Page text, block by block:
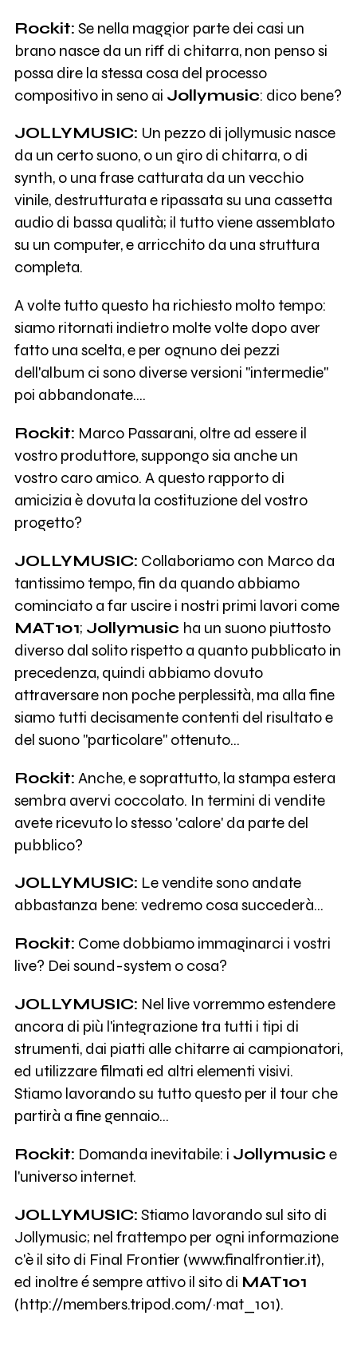
Rockit: Se nella maggior parte dei casi un
brano nasce da un riff di chitarra, non penso si
possa dire la stessa cosa del processo
compositivo in seno ai Jollymusic: dico bene?
JOLLYMUSIC: Un pezzo di jollymusic nasce
da un certo suono, o un giro di chitarra, o di
synth, o una frase catturata da un vecchio
vinile, destrutturata e ripassata su una cassetta
audio di bassa qualità; il tutto viene assemblato
su un computer, e arricchito da una struttura
completa.
A volte tutto questo ha richiesto molto tempo:
siamo ritornati indietro molte volte dopo aver
fatto una scelta, e per ognuno dei pezzi
dell'album ci sono diverse versioni "intermedie"
poi abbandonate....
Rockit: Marco Passarani, oltre ad essere il
vostro produttore, suppongo sia anche un
vostro caro amico. A questo rapporto di
amicizia è dovuta la costituzione del vostro
progetto?
JOLLYMUSIC: Collaboriamo con Marco da
tantissimo tempo, fin da quando abbiamo
cominciato a far uscire i nostri primi lavori come
MAT101; Jollymusic ha un suono piuttosto
diverso dal solito rispetto a quanto pubblicato in
precedenza, quindi abbiamo dovuto
attraversare non poche perplessità, ma alla fine
siamo tutti decisamente contenti del risultato e
del suono "particolare" ottenuto...
Rockit: Anche, e soprattutto, la stampa estera
sembra avervi coccolato. In termini di vendite
avete ricevuto lo stesso 'calore' da parte del
pubblico?
JOLLYMUSIC: Le vendite sono andate
abbastanza bene: vedremo cosa succederà...
Rockit: Come dobbiamo immaginarci i vostri
live? Dei sound-system o cosa?
JOLLYMUSIC: Nel live vorremmo estendere
ancora di più l'integrazione tra tutti i tipi di
strumenti, dai piatti alle chitarre ai campionatori,
ed utilizzare filmati ed altri elementi visivi.
Stiamo lavorando su tutto questo per il tour che
partirà a fine gennaio...
Rockit: Domanda inevitabile: i Jollymusic e
l'universo internet.
JOLLYMUSIC: Stiamo lavorando sul sito di
Jollymusic; nel frattempo per ogni informazione
c'è il sito di Final Frontier (www.finalfrontier.it),
ed inoltre é sempre attivo il sito di MAT101
(http://members.tripod.com/~mat_101).